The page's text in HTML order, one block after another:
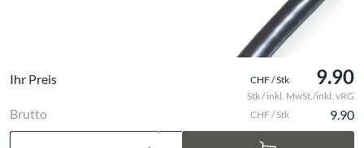
Ihr Preis CHF / Stk 9.90
Stk / inkl. MwSt./inkl. vRG
Brutto CHF / Stk 9.90